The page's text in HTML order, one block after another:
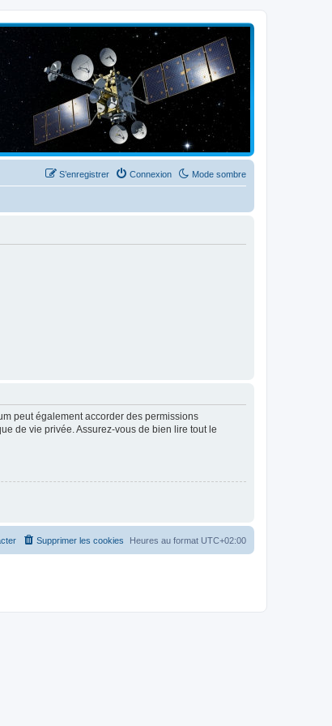
Mode sombre
Connexion
S’enregistrer
peut également accorder des permissions
de vie privée. Assurez-vous de bien lire tout le
Heures au format UTC+02:00
Supprimer les cookies